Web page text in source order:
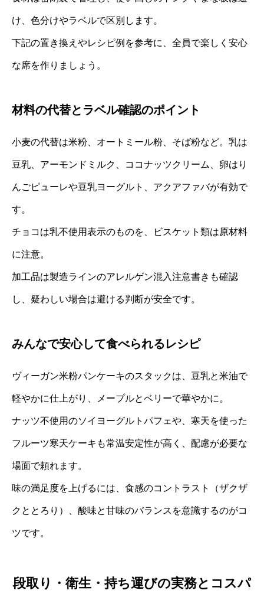
け、色分けやラベルで区別します。
下記の置き換えやレシピ例を参考に、全員で楽しく安心
な席を作りましょう。
材料の代替とラベル確認のポイント
小麦の代替は米粉、オートミール粉、そば粉など。乳は
豆乳、アーモンドミルク、ココナッツクリーム、卵はり
んごピューレや豆乳ヨーグルト、アクアファバが有効で
す。
チョコは乳不使用表示のものを、ビスケット類は原材料
に注意。
加工品は製造ラインのアレルゲン混入注意書きも確認
し、疑わしい場合は避ける判断が安全です。
みんなで安心して食べられるレシピ
ヴィーガン米粉パンケーキのスタックは、豆乳と米油で
軽やかに仕上がり、メープルとベリーで華やかに。
ナッツ不使用のソイヨーグルトパフェや、寒天を使った
フルーツ寒天ケーキも常温安定性が高く、配慮が必要な
場面で頼れます。
味の満足度を上げるには、食感のコントラスト（ザクザ
クととろり）、酸味と甘味のバランスを意識するのがコ
ツです。
段取り・衛生・持ち運びの実務とコスパ